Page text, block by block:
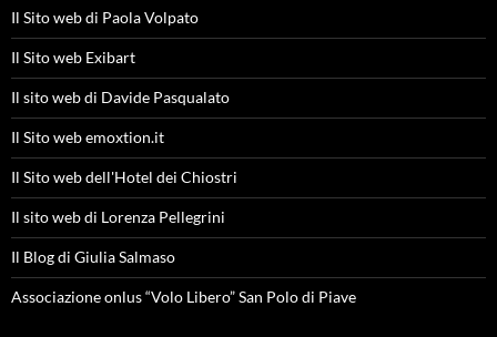
Il Sito web di Paola Volpato
Il Sito web Exibart
Il sito web di Davide Pasqualato
Il Sito web emoxtion.it
Il Sito web dell'Hotel dei Chiostri
Il sito web di Lorenza Pellegrini
Il Blog di Giulia Salmaso
Associazione onlus “Volo Libero” San Polo di Piave